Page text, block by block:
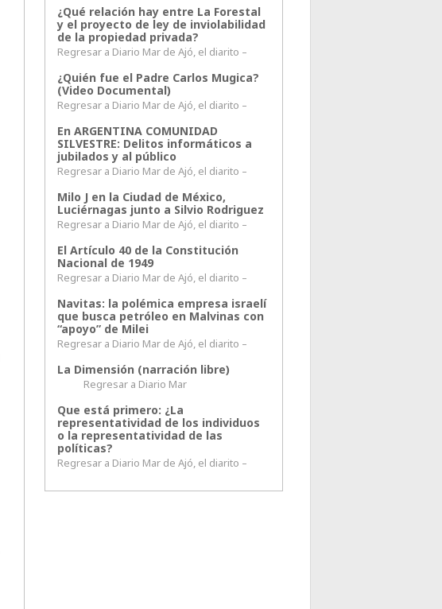
¿Qué relación hay entre La Forestal
y el proyecto de ley de inviolabilidad
de la propiedad privada?
Regresar a Diario Mar de Ajó, el diarito –
¿Quién fue el Padre Carlos Mugica?
(Video Documental)
Regresar a Diario Mar de Ajó, el diarito –
En ARGENTINA COMUNIDAD
SILVESTRE: Delitos informáticos a
jubilados y al público
Regresar a Diario Mar de Ajó, el diarito –
Milo J en la Ciudad de México,
Luciérnagas junto a Silvio Rodriguez
Regresar a Diario Mar de Ajó, el diarito –
El Artículo 40 de la Constitución
Nacional de 1949
Regresar a Diario Mar de Ajó, el diarito –
Navitas: la polémica empresa israelí
que busca petróleo en Malvinas con
“apoyo” de Milei
Regresar a Diario Mar de Ajó, el diarito –
La Dimensión (narración libre)
Regresar a Diario Mar
Que está primero: ¿La
representatividad de los individuos
o la representatividad de las
políticas?
Regresar a Diario Mar de Ajó, el diarito –